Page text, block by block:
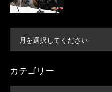
月を選択してください
カテゴリー